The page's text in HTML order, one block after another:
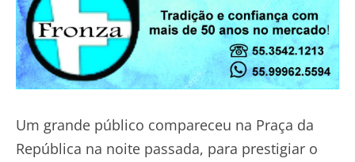
Um grande público compareceu na Praça da
República na noite passada, para prestigiar o